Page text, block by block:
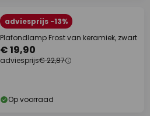
adviesprijs -13%
Plafondlamp Frost van keramiek, zwart
€ 19,90
adviesprijs€ 22,87
Op voorraad